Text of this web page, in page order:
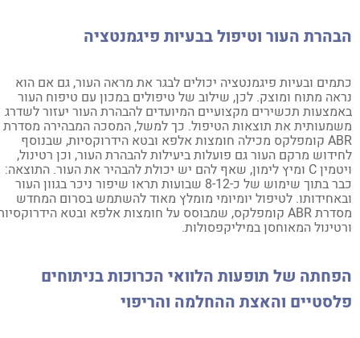
העור וטיפול בבעיות פיגמנטציה
ובעיות פיגמנטציה יכולים לבגר את מראה העור, גם אם הוא
מתוח ומוצק. לכן, שילוב של טיפולים במכון עם טיפוח העור
תכשירים מקצועיים המיועדים להבהרת העור יעזור לשדרג
את תוצאות הטיפול. כך למשל, המסכה המבהירה מסדרת
ABR קומפלקס מכילה חומצות אלפא ובטא הידרוקסיות, שבנוסף
מרקם העור גם פועלות ביעילות להבהרת העור, וכן רטינול,
ויטמין C ומיץ לימון, שאף להם יש יכולת להבהיר את העור. התוצאה:
כבר בתוך שימוש של כ-8-12 שבועות תראו שיפור ניכר בגוון העור
לטיפול יומיומי מומלץ מאוד להשתמש בסרום המחדש
מסדרת ABR קומפלקס, שמבוסס על חומצות אלפא ובטא הידרוקסיות
המאוחסן במיליקפסולות.
של תופעות הלוואי הכרוכות בניתוחים
והאצת ההחלמה והריפוי